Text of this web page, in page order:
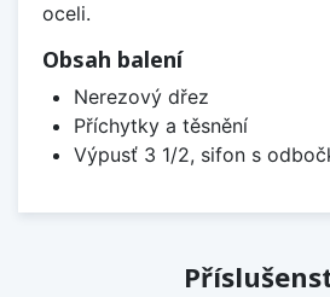
oceli.
Obsah balení
Nerezový dřez
Příchytky a těsnění
Výpusť 3 1/2, sifon s